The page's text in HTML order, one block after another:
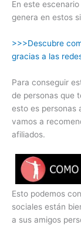
En este
genera en estos
>>>Descubre
gracias a las
Para conseguir
de personas que
esto es personas
vamos a
afiliados.
Esto podemos
sociales están
a sus amigos